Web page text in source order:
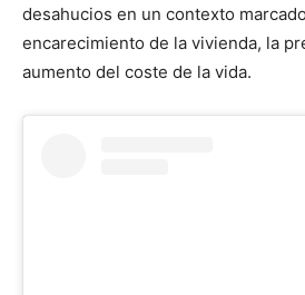
desahucios en un contexto
encarecimiento de la vivienda, la
aumento del coste de la vida.